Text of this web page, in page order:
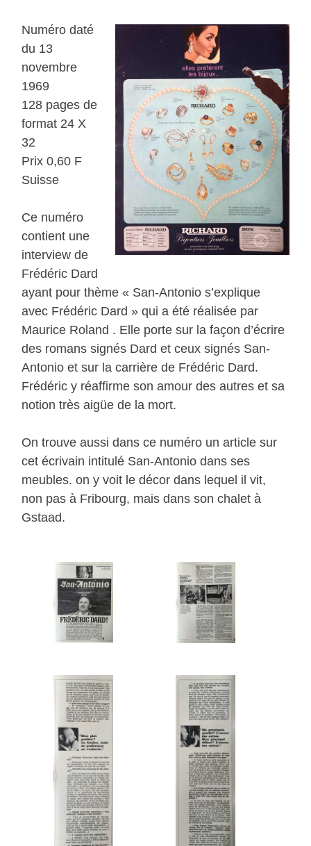
Numéro daté
du 13
novembre
1969
128 pages de
format 24 X
32
Prix 0,60 F
Suisse
Ce numéro
contient une
interview de
Frédéric Dard
ayant pour thème « San-Antonio s’explique
avec Frédéric Dard » qui a été réalisée par
Maurice Roland . Elle porte sur la façon d’écrire
des romans signés Dard et ceux signés San-
Antonio et sur la carrière de Frédéric Dard.
Frédéric y réaffirme son amour des autres et sa
notion très aigüe de la mort.
On trouve aussi dans ce numéro un article sur
cet écrivain intitulé San-Antonio dans ses
meubles. on y voit le décor dans lequel il vit,
non pas à Fribourg, mais dans son chalet à
Gstaad.